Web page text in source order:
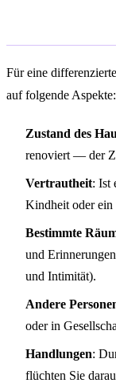
Für eine
auf folgende Aspekte:
Zustand des
renoviert — der
Vertrautheit: Ist
Kindheit oder ein
Bestimmte
und
und Intimität).
Andere
oder in
Handlungen:
flüchten Sie